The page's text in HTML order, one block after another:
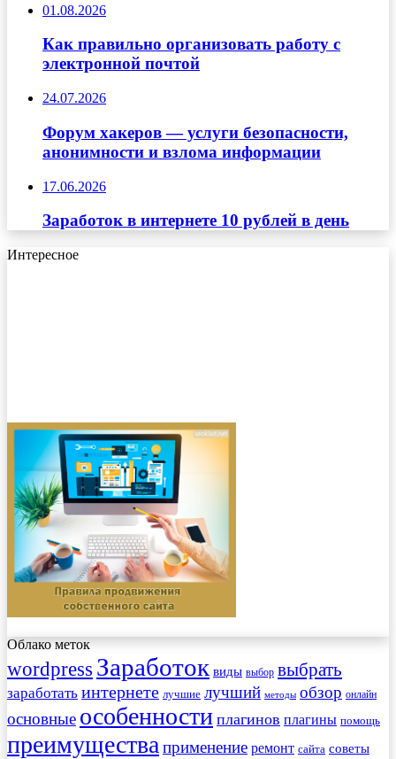
01.08.2026
Как правильно организовать работу с
электронной почтой
24.07.2026
Форум хакеров — услуги безопасности,
анонимности и взлома информации
17.06.2026
Заработок в интернете 10 рублей в день
Интересное
Облако меток
wordpress Заработок виды выбор выбрать
заработать интернете лучшие лучший методы обзор онлайн
основные особенности плагинов плагины помощь
преимущества применение ремонт сайта советы